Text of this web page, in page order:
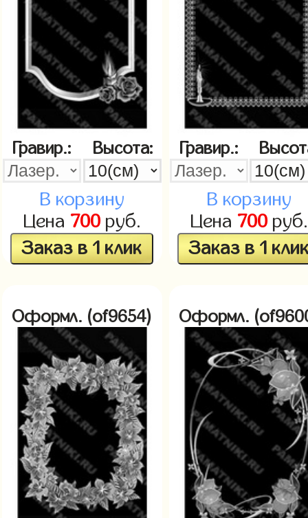
Гравир.: Высота:
В корзину
Цена 700руб.
Заказ в 1 клик
Гравир.:
В корзину
Цена 700руб.
Заказ в 1
Оформл. (of9654) Оформл.